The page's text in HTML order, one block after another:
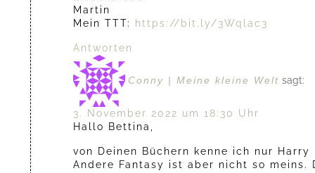
Martin
Mein TTT:
https://bit.ly/3Wqlac3
Antworten
Conny | Meine kleine Welt sagt:
3. November 2022 um 18:30 Uhr
Hallo Bettina,
von Deinen Büchern kenne ich nur
Andere Fantasy ist aber nicht so meins.